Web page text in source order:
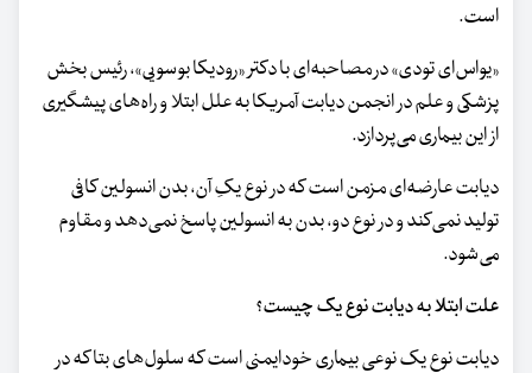
است.
«یواس‌ای تودی» در مصاحبه‌ای با دکتر «رودیکا بوسویی»، رئیس بخش
پزشکی و علم در انجمن دیابت آمریکا به علل ابتلا و راه‌های پیشگیری
از این بیماری می‌پردازد.
دیابت عارضه‌ای مزمن است که در نوع یکِ آن، بدن انسولین کافی
تولید نمی‌کند و در نوع دو، بدن به انسولین پاسخ نمی‌دهد و مقاوم
می‌شود.
علت ابتلا به دیابت نوع یک چیست؟
دیابت نوع یک نوعی بیماری خودایمنی است که سلول‌های بتا که در